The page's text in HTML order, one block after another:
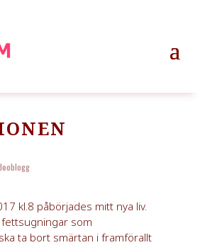
kl.8 påbörjades mitt nya liv.
som
ta bort smärtan i framförallt